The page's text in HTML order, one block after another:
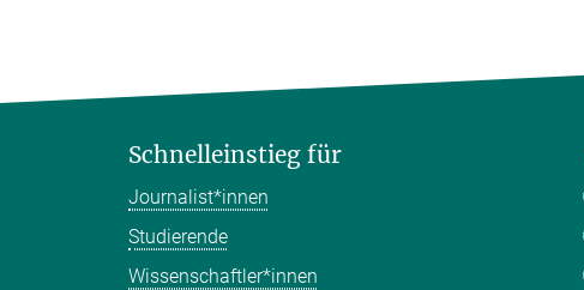
Schnelleinstieg für
Journalist*innen
Studierende
Wissenschaftler*innen